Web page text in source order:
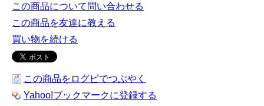
この商品について問い合わせる
この商品を友達に教える
買い物を続ける
この商品をログピでつぶやく
Yahoo!ブックマークに登録する